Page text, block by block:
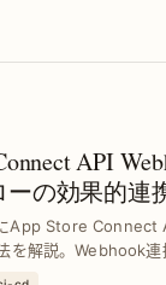
API
ーの効果的連
App Store Connect
を解説。Webhook連
せる具体的ステップ